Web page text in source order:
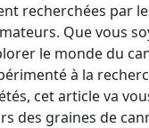
recherchées par
Que vous
le monde du
à la
cet article va
des graines de